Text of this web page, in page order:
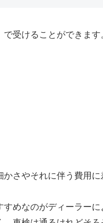
受けることができます
さやそれに伴う費用に
めなのがディーラー